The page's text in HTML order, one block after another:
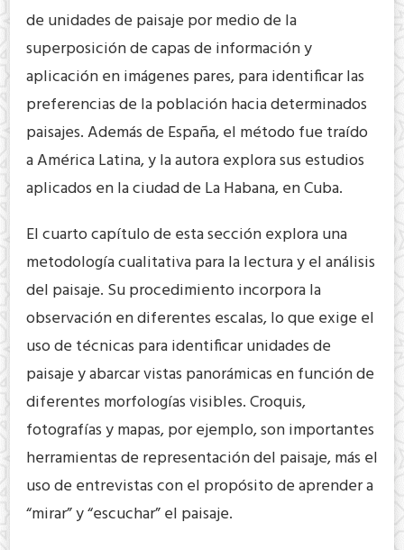
de unidades de paisaje por medio de la
superposición de capas de información y
aplicación en imágenes pares, para identificar las
preferencias de la población hacia determinados
paisajes. Además de España, el método fue traído
a América Latina, y la autora explora sus estudios
aplicados en la ciudad de La Habana, en Cuba.
El cuarto capítulo de esta sección explora una
metodología cualitativa para la lectura y el análisis
del paisaje. Su procedimiento incorpora la
observación en diferentes escalas, lo que exige el
uso de técnicas para identificar unidades de
paisaje y abarcar vistas panorámicas en función de
diferentes morfologías visibles. Croquis,
fotografías y mapas, por ejemplo, son importantes
herramientas de representación del paisaje, más el
uso de entrevistas con el propósito de aprender a
“mirar” y “escuchar” el paisaje.